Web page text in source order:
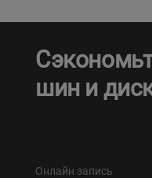
шин и
Онлайн запись